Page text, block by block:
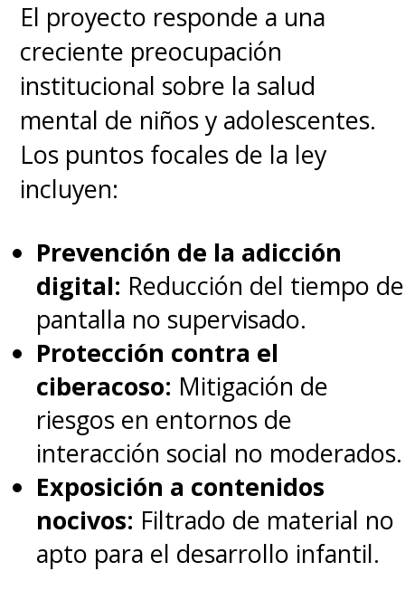
El proyecto responde a una
creciente preocupación
institucional sobre la salud
mental de niños y adolescentes.
Los puntos focales de la ley
incluyen:
Prevención de la adicción
digital: Reducción del tiempo de
pantalla no supervisado.
Protección contra el
ciberacoso: Mitigación de
riesgos en entornos de
interacción social no moderados.
Exposición a contenidos
nocivos: Filtrado de material no
apto para el desarrollo infantil.